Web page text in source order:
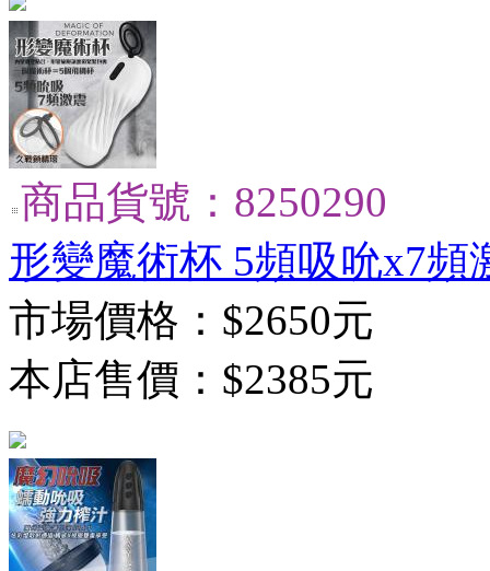
商品貨號：8250290
形變魔術杯 5頻吸吮x7
市場價格： $2650元
本店售價： $2385元